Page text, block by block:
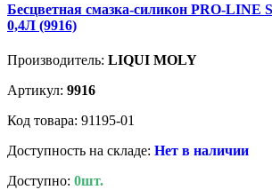
Бесцветная смазка-силикон PRO-LINE
0,4Л (9916)
Производитель: LIQUI MOLY
Артикул: 9916
Код товара: 91195-01
Доступность на складе: Нет в наличии
Доступно: 0шт.